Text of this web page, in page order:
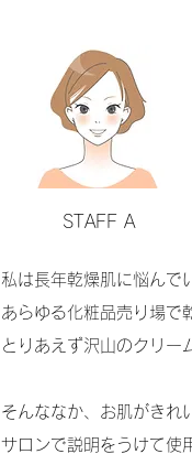
STAFF A
私は長年乾燥肌に悩んで
あらゆる化粧品売り場で
とりあえず沢山のクリー
そんななか、お肌がきれ
サロンで説明をうけて使